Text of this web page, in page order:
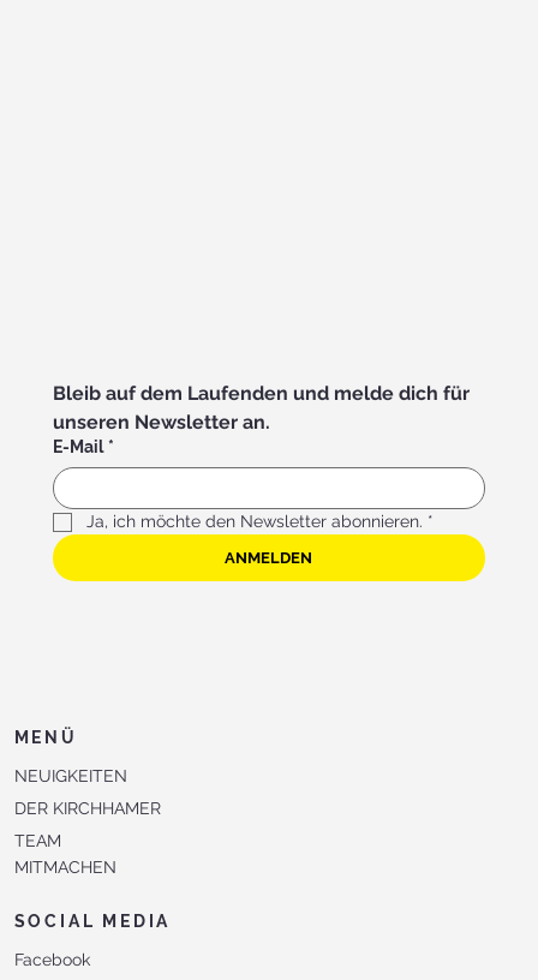
Bleib auf dem Laufenden und melde dich für
unseren Newsletter an.
E-Mail *
Ja, ich möchte den Newsletter abonnieren. *
ANMELDEN
MENÜ
NEUIGKEITEN
DER KIRCHHAMER
TEAM
MITMACHEN
SOCIAL MEDIA
Facebook